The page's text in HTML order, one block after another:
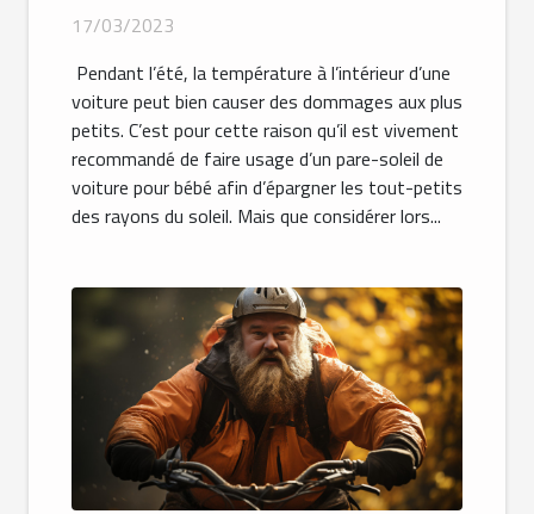
17/03/2023
Pendant l’été, la température à l’intérieur d’une
voiture peut bien causer des dommages aux plus
petits. C’est pour cette raison qu’il est vivement
recommandé de faire usage d’un pare-soleil de
voiture pour bébé afin d’épargner les tout-petits
des rayons du soleil. Mais que considérer lors...